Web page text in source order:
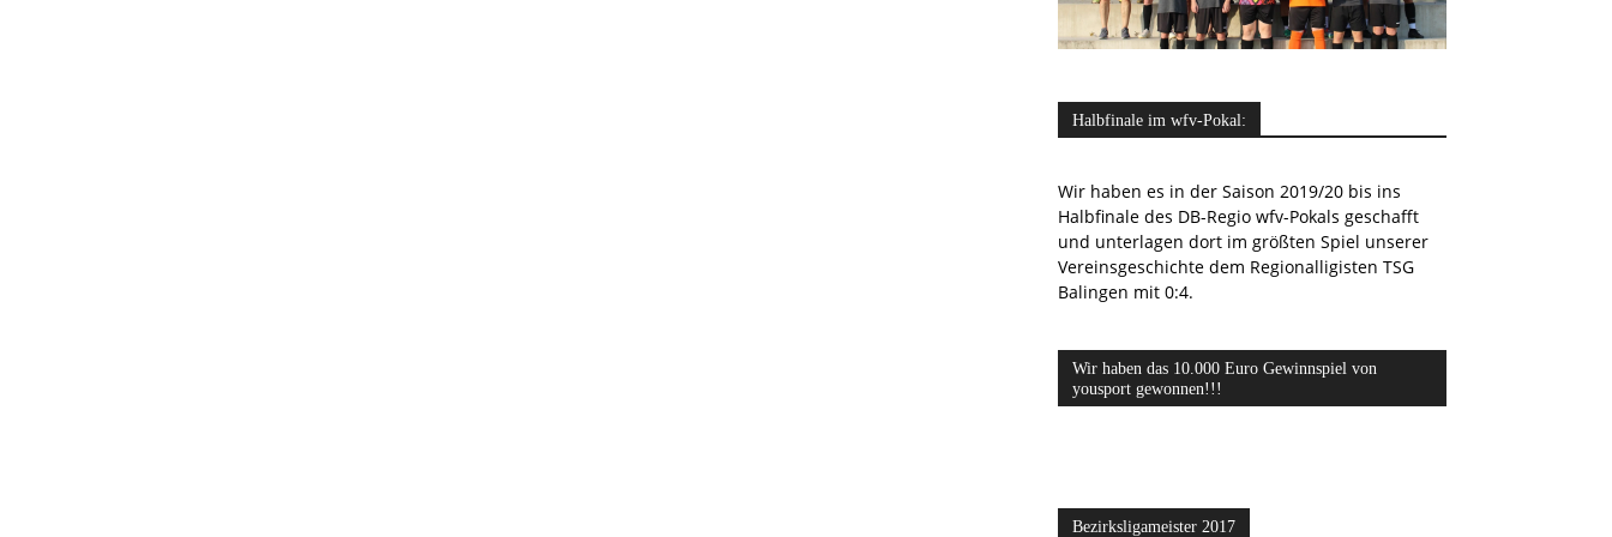
Halbfinale im wfv-Pokal:
Wir haben es in der Saison 2019/20 bis ins
Halbfinale des DB-Regio wfv-Pokals geschafft
und unterlagen dort im größten Spiel unserer
Vereinsgeschichte dem Regionalligisten TSG
Balingen mit 0:4.
Wir haben das 10.000 Euro Gewinnspiel von
yousport gewonnen!!!
Bezirksligameister 2017